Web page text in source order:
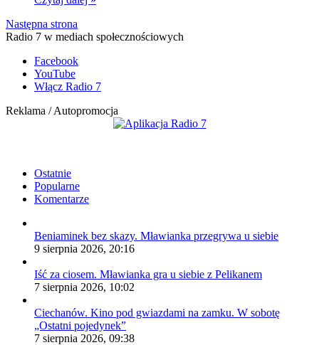
Następna strona
Radio 7 w mediach społecznościowych
Facebook
YouTube
Włącz Radio 7
Reklama / Autopromocja
Ostatnie
Popularne
Komentarze
Beniaminek bez skazy. Mławianka przegrywa u siebie
9 sierpnia 2026, 20:16
Iść za ciosem. Mławianka gra u siebie z Pelikanem
7 sierpnia 2026, 10:02
Ciechanów. Kino pod gwiazdami na zamku. W sobotę
„Ostatni pojedynek”
7 sierpnia 2026, 09:38